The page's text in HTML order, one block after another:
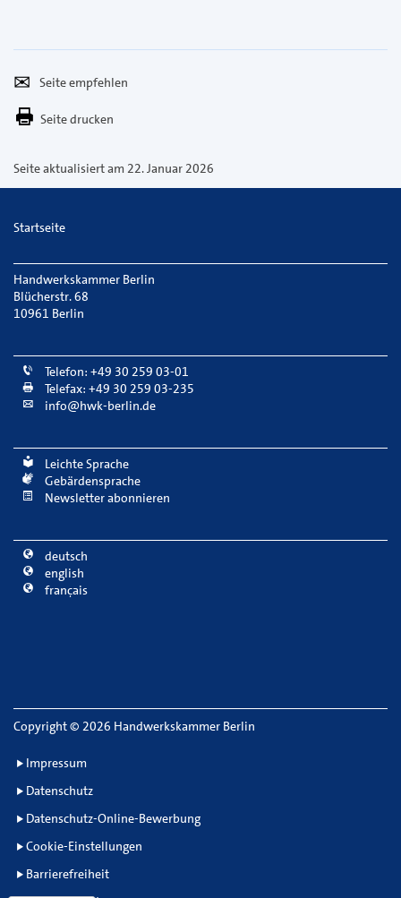
empfehlen
Per
E-
versenden
Seite drucken
Seite aktualisiert am 22. Januar 2026
Startseite
Handwerkskammer Berlin
Blücherstr. 68
10961 Berlin
Telefon: +49 30 259 03-01
Telefax: +49 30 259 03-235
info@hwk-berlin.de
Leichte Sprache
Gebärdensprache
Newsletter abonnieren
deutsch
english
français
Copyright© 2026 Handwerkskammer Berlin
Impressum
Datenschutz
Datenschutz-Online-Bewerbung
Cookie-Einstellungen
Barrierefreiheit